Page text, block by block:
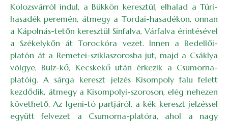
Kolozsvárról indul, a Bükkön keresztül, elhalad a Túri-
hasadék peremén, átmegy a Tordai-hasadékon, onnan
a Kápolnás-tetőn keresztül Sinfalva, Várfalva érintésével
a Székelykőn át Torockóra vezet. Innen a Bedellői-
platón át a Remetei-sziklaszorosba jut, majd a Csáklya
völgye, Bulz-kő, Kecskekő után érkezik a Csumorna-
platóig. A sárga kereszt jelzés Kisompoly falu felett
kezdődik, átmegy a Kisompolyi-szoroson, elég nehezen
követhető. Az Igeni-tó partjáról, a kék kereszt jelzéssel
együtt felvezet a Csumorna-platóra, ahol a nagy